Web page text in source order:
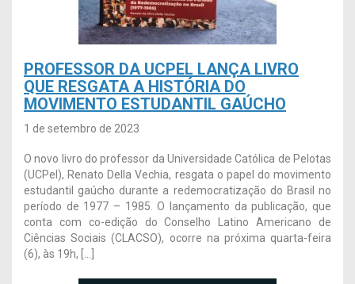
PROFESSOR DA UCPEL LANÇA LIVRO
QUE RESGATA A HISTÓRIA DO
MOVIMENTO ESTUDANTIL GAÚCHO
1 de setembro de 2023
O novo livro do professor da Universidade Católica de Pelotas
(UCPel), Renato Della Vechia, resgata o papel do movimento
estudantil gaúcho durante a redemocratização do Brasil no
período de 1977 – 1985. O lançamento da publicação, que
conta com co-edição do Conselho Latino Americano de
Ciências Sociais (CLACSO), ocorre na próxima quarta-feira
(6), às 19h, […]